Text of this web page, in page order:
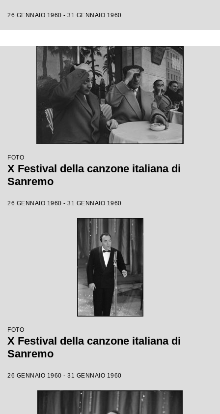
26 GENNAIO 1960 - 31 GENNAIO 1960
FOTO
X Festival della canzone italiana di
Sanremo
26 GENNAIO 1960 - 31 GENNAIO 1960
FOTO
X Festival della canzone italiana di
Sanremo
26 GENNAIO 1960 - 31 GENNAIO 1960